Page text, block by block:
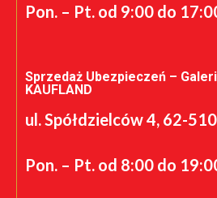
Pon. – Pt. od 9:00 do
Sprzedaż Ubezpieczeń –
KAUFLAND
ul. Spółdzielców 4, 62-
Pon. – Pt. od 8:00 do